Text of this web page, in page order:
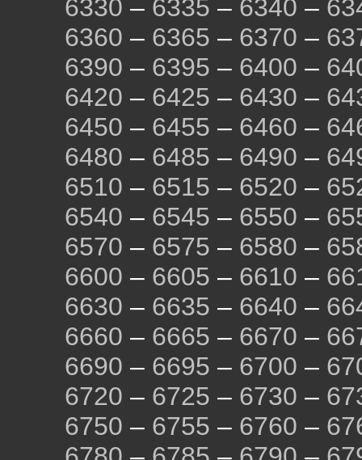
6330 – 6335 – 6340 –
6360 – 6365 – 6370 –
6390 – 6395 – 6400 –
6420 – 6425 – 6430 –
6450 – 6455 – 6460 –
6480 – 6485 – 6490 –
6510 – 6515 – 6520 –
6540 – 6545 – 6550 –
6570 – 6575 – 6580 –
6600 – 6605 – 6610 –
6630 – 6635 – 6640 –
6660 – 6665 – 6670 –
6690 – 6695 – 6700 –
6720 – 6725 – 6730 –
6750 – 6755 – 6760 –